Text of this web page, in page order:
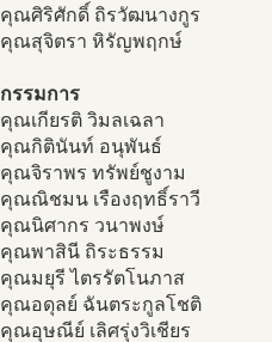
คุณศิริศักดิ์ ถิรวัฒนางกูร
คุณสุจิตรา หิรัญพฤกษ์
กรรมการ
คุณเกียรติ วิมลเฉลา
คุณกิตินันท์ อนุพันธ์
คุณจิราพร ทรัพย์ชูงาม
คุณณิชมน เรืองฤทธิ์ราวี
คุณนิศากร วนาพงษ์
คุณพาสินี ถิระธรรม
คุณมยุรี ไตรรัตโนภาส
คุณอดุลย์ ฉันตระกูลโชติ
คุณอุษณีย์ เลิศรุ่งวิเชียร